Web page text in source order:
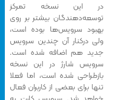
در این نسخه تمرکز
توسعه‌دهندگان بیشتر بر روی
بهبود سرویس‌ها بوده است،
ولی درکنار آن چندین سرویس
جدید هم اضافه شده است.
سرویس شارژ در این نسخه
بازطراحی شده است، اما فعلا
تنها برای بعضی از کاربران فعال